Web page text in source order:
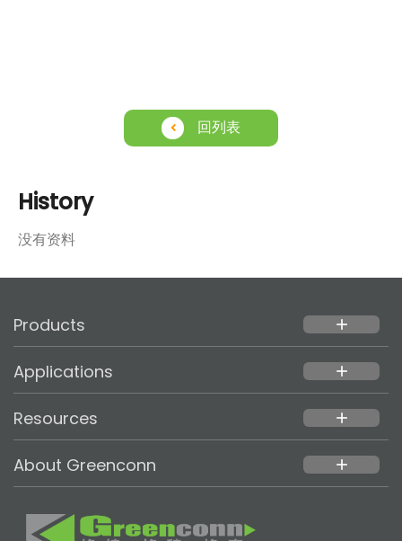
回列表
History
没有资料
Products add
Applications add
Resources add
About Greenconn add